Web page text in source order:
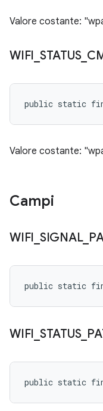
Valore costante:
WIFI STATUS_
public static final
Valore costante:
Campi
WIFI SIGNAL_
public static final
WIFI STATUS_
public static final